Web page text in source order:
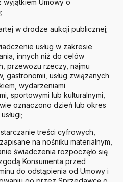
wyjątkiem Umowy o
w drodze aukcji publicznej;
usług w zakresie
innych niż do celów
przewozu rzeczy, najmu
gastronomii, usług związanych
wydarzeniami
sportowymi lub kulturalnymi,
oznaczono dzień lub okres
treści cyfrowych,
na nośniku materialnym,
świadczenia rozpoczęło się
Konsumenta przed
do odstąpienia od Umowy i